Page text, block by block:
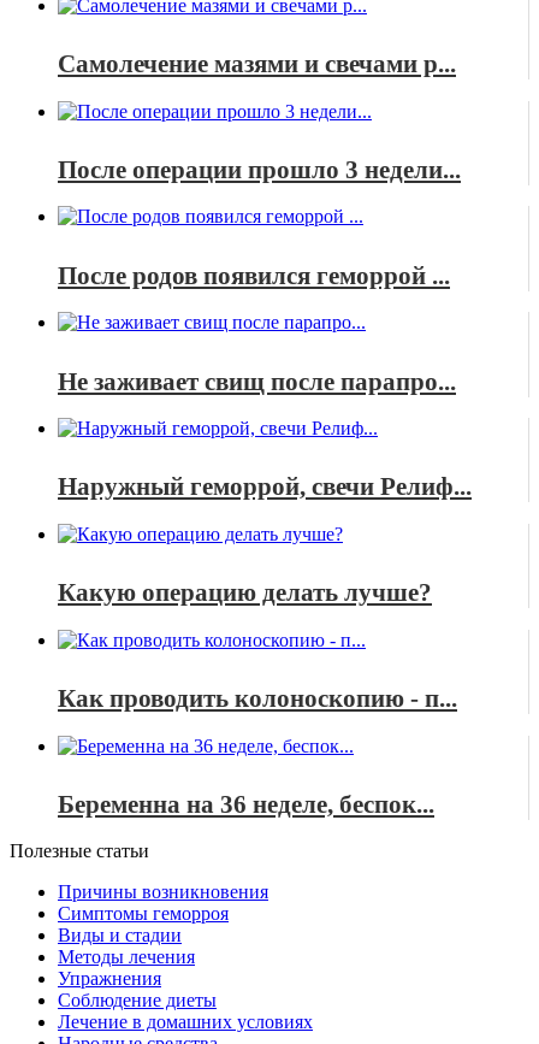
Самолечение мазями и свечами р...
После операции прошло 3 недели...
После родов появился геморрой ...
Не заживает свищ после парапро...
Наружный геморрой, свечи Релиф...
Какую операцию делать лучше?
Как проводить колоноскопию - п...
Беременна на 36 неделе, беспок...
Полезные статьи
Причины возникновения
Симптомы геморроя
Виды и стадии
Методы лечения
Упражнения
Соблюдение диеты
Лечение в домашних условиях